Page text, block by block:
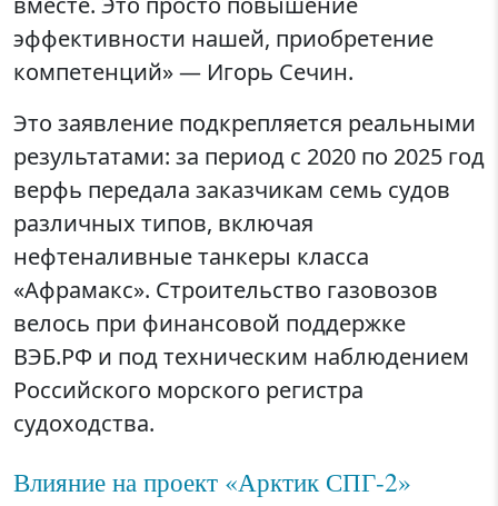
эффективности нашей, приобретение
компетенций» — Игорь Сечин.
Это заявление подкрепляется реальными
результатами: за период с 2020 по 2025 год
верфь передала заказчикам семь судов
различных типов, включая
нефтеналивные танкеры класса
«Афрамакс». Строительство газовозов
велось при финансовой поддержке
ВЭБ.РФ и под техническим наблюдением
Российского морского регистра
судоходства.
Влияние на проект «Арктик СПГ-2»